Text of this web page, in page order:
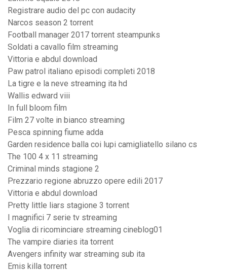
Registrare audio del pc con audacity
Narcos season 2 torrent
Football manager 2017 torrent steampunks
Soldati a cavallo film streaming
Vittoria e abdul download
Paw patrol italiano episodi completi 2018
La tigre e la neve streaming ita hd
Wallis edward viii
In full bloom film
Film 27 volte in bianco streaming
Pesca spinning fiume adda
Garden residence balla coi lupi camigliatello silano cs
The 100 4 x 11 streaming
Criminal minds stagione 2
Prezzario regione abruzzo opere edili 2017
Vittoria e abdul download
Pretty little liars stagione 3 torrent
I magnifici 7 serie tv streaming
Voglia di ricominciare streaming cineblog01
The vampire diaries ita torrent
Avengers infinity war streaming sub ita
Emis killa torrent